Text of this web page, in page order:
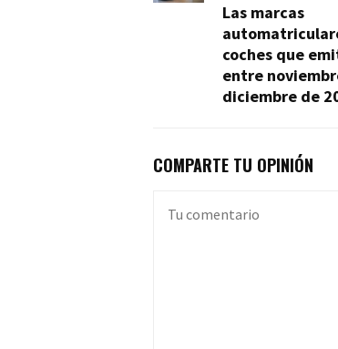
Las marcas
coches que
entre
diciembre de
COMPARTE TU OPINIÓN